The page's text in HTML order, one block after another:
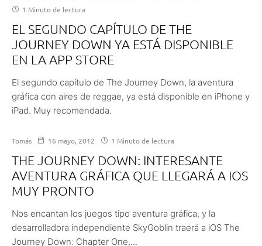
1 Minuto de lectura
EL SEGUNDO CAPÍTULO DE THE
JOURNEY DOWN YA ESTÁ DISPONIBLE
EN LA APP STORE
El segundo capítulo de The Journey Down, la aventura
gráfica con aires de reggae, ya está disponible en iPhone y
iPad. Muy recomendada.
Tomás 16 mayo, 2012 1 Minuto de lectura
THE JOURNEY DOWN: INTERESANTE
AVENTURA GRÁFICA QUE LLEGARÁ A IOS
MUY PRONTO
Nos encantan los juegos tipo aventura gráfica, y la
desarrolladora independiente SkyGoblin traerá a iOS The
Journey Down: Chapter One,...